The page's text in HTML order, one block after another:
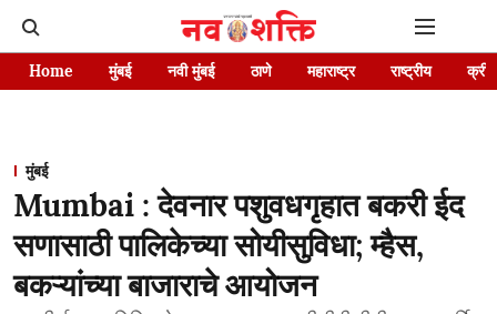
Home मुंबई नवी मुंबई ठाणे महाराष्ट्र राष्ट्रीय
मुंबई
Mumbai : देवनार पशुवधगृहात बकरी ईद
सणासाठी पालिकेच्या सोयीसुविधा; म्हैस,
बकऱ्यांच्या बाजाराचे आयोजन